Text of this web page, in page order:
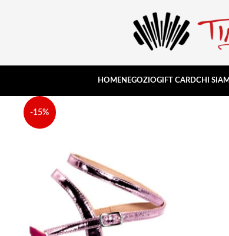
HOMENEGOZIOGIFT CARDCHI
-15%